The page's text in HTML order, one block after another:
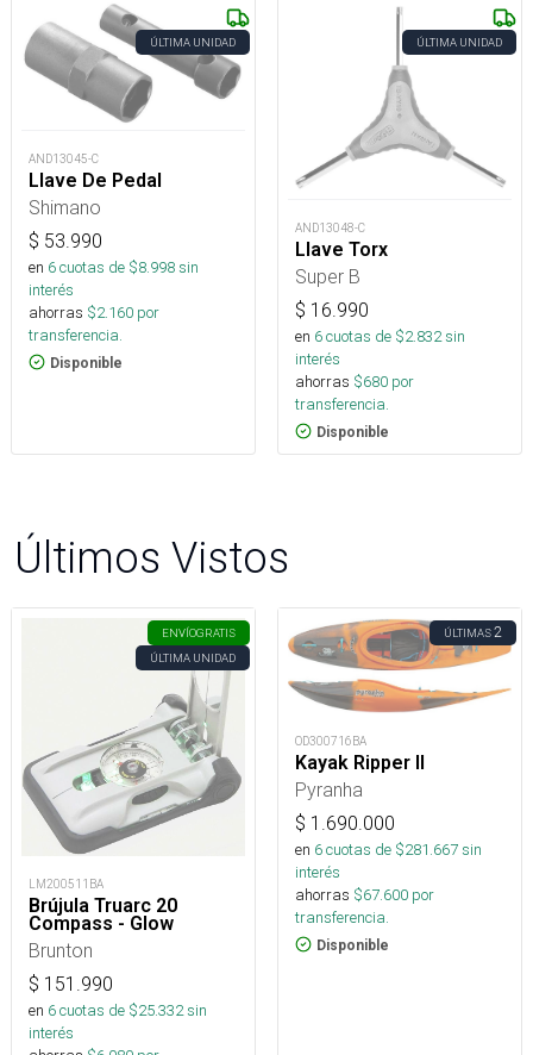
ÚLTIMA UNIDAD
AND13045-C
Llave De Pedal
Shimano
$ 53.990
en 6cuotas de $8.998sin
interés
ahorras $2.160 por
transferencia.
Disponible
ÚLTIMA UNIDAD
AND13048-C
Llave Torx
Super B
$ 16.990
en 6cuotas de $2.832sin
interés
ahorras $680 por
transferencia.
Disponible
Últimos Vistos
ENVÍOGRATIS
ÚLTIMA UNIDAD
LM200511BA
Brújula Truarc 20
Compass - Glow
Brunton
$ 151.990
en 6cuotas de $25.332sin
interés
ÚLTIMAS2
OD300716BA
Kayak Ripper II
Pyranha
$ 1.690.000
en 6cuotas de $281.667sin
interés
ahorras $67.600 por
transferencia.
Disponible